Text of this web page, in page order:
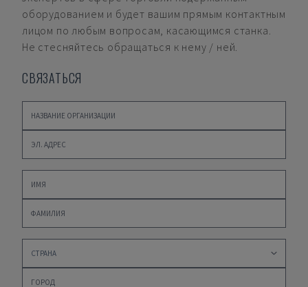
оборудованием и будет вашим прямым контактным
лицом по любым вопросам, касающимся станка.
Не стесняйтесь обращаться к нему / ней.
СВЯЗАТЬСЯ